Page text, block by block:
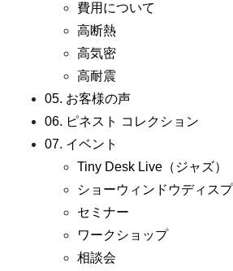
費用について
高断熱
高気密
高耐震
05. お客様の声
06. ピネスト コレクション
07. イベント
Tiny Desk Live（ジャズ）
ショーウィンドウディス
セミナー
ワークショップ
相談会